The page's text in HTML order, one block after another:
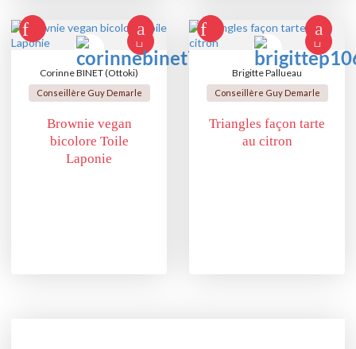
Corinne BINET (Ottoki)
Conseillère Guy Demarle
Brownie vegan
bicolore Toile
Laponie
Brigitte Pallueau
Conseillère Guy Demarle
Triangles façon tarte
au citron